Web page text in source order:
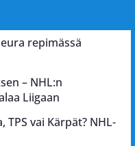
repimässä
– NHL:n
Liigaan
TPS vai Kärpät? NHL-